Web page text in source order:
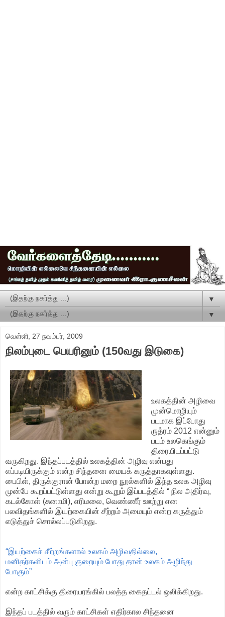
▼
▼
வெள்ளி, 27 நவம்பர், 2009
நிலம்புடை பெயரினும் (150வது இடுகை)
உலகத்தின் அழிவை
முன்மொழியும்
படமாக இப்போது
ருத்ரம் 2012 என்னும்
படம் உலகெங்கும்
திரையிடப்பட்டு
வருகிறது. இந்தப்படத்தில் உலகத்தின் அழிவு என்பது
எப்படியிருக்கும் என்ற சிந்தனை மையக் கருத்தாகவுள்ளது.
பைபிள், திருக்குரான் போன்ற மறை நூல்களில் இந்த உலக அழிவு
முன்பே கூறப்பட்டுள்ளது என்று கூறும் இப்படத்தில் “ நில அதிர்வு,
கடல்கோள் (சுனாமி), எரிமலை, வெண்ணீர் ஊற்று என
பலவிதங்களில் இயற்கையின் சீற்றம் அமையும் என்ற கருத்தும்
எடுத்துச் சொல்லப்படுகிறது.
“இயற்கைச் சீற்றங்களால் உலகம் அழிவதில்லை,
மனிதர்களிடம் அன்பு குறையும் போது தான் உலகம் அழிந்து
போகும்”
என்ற காட்சிக்கு திரையரங்கில் பலத்த கைதட்டல் ஒலிக்கிறது.
இந்தப் படத்தில் வரும் காட்சிகள் எதிர்கால சிந்தனை